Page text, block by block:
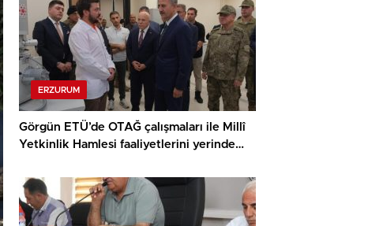
ERZURUM
Görgün ETÜ’de OTAĞ çalışmaları ile Millî
Yetkinlik Hamlesi faaliyetlerini yerinde